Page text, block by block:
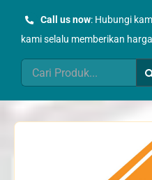
Call us now: Hubungi
kami selalu memberikan
Search
for: